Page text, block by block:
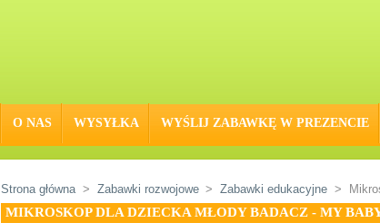
O NAS WYSYŁKA WYŚLIJ ZABAWKĘ W PREZENCIE
Strona główna > Zabawki rozwojowe > Zabawki edukacyjne >
MIKROSKOP DLA DZIECKA MŁODY BADACZ - MY